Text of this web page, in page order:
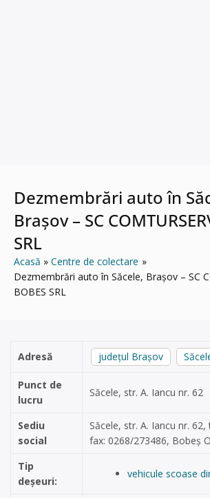
Dezmembrări auto în
Brașov – SC
SRL
Acasă
Centre de colectare
Dezmembrări auto în Săcele, Brașov – SC
BOBES SRL
Adresă județul Brașov
Punct de
lucru
Săcele, str. A. Iancu nr. 62
Sediu
social
Săcele, str. A. Iancu nr.
fax: 0268/273486, Bobeș
Tip
deșeuri:
vehicule scoase